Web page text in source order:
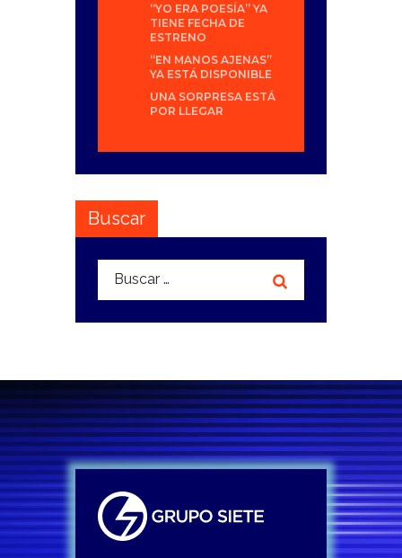
“YO ERA POESÍA” YA
TIENE FECHA DE
ESTRENO
“EN MANOS AJENAS”
YA ESTÁ DISPONIBLE
UNA SORPRESA ESTÁ
POR LLEGAR
Buscar
Buscar: